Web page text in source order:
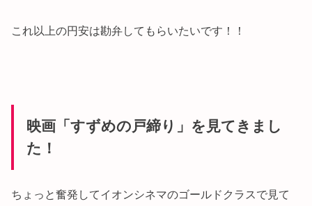
これ以上の円安は勘弁してもらいたいです！！
映画「すずめの戸締り」を見てきまし
た！
ちょっと奮発してイオンシネマのゴールドクラスで見て